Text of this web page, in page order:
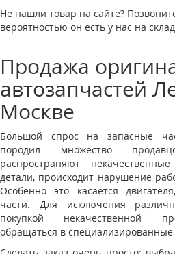
Не нашли товар на сайте?
вероятностью он есть у нас на
Продажа
автозапчастей
Москве
Большой спрос на запасные
породил множество
распространяют
детали, происходит нарушение
Особенно это касается
части. Для исключения
покупкой некачественной
обращаться в